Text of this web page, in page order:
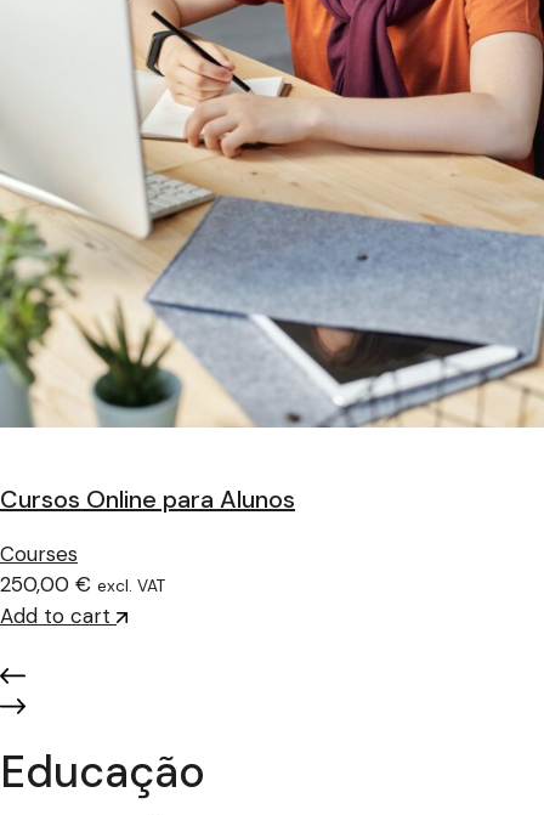
Cursos Online para Alunos
Courses
250,00 € excl. VAT
Add to cart
Educação